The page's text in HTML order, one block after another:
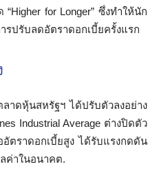
for Longer” ซึ่งทำให้นัก
รปรับลดอัตราดอกเบี้ยครั้งแรก
ลาดหุ้นสหรัฐฯ ได้ปรับตัวลงอย่าง
Industrial Average ต่างปิดตัว
ตราดอกเบี้ยสูง ได้รับแรงกดดัน
ค่าในอนาคต.